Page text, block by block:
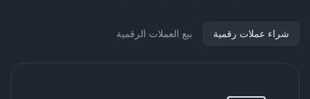
شراء عملات رقمية بيع العملات الرقمية